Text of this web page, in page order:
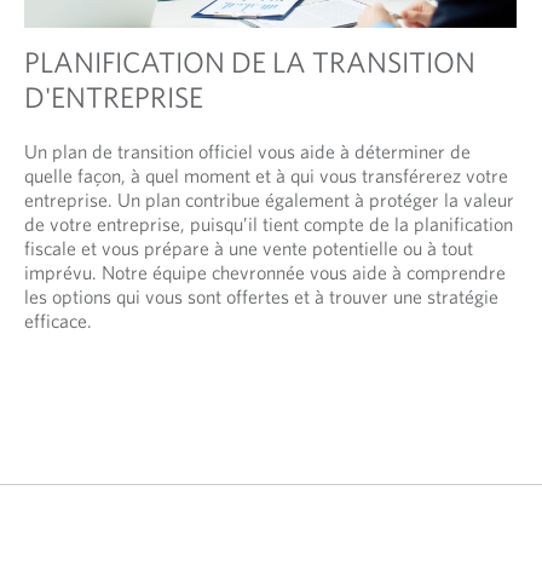
PLANIFICATION DE LA TRANSITION
D'ENTREPRISE
Un plan de transition officiel vous aide à déterminer de
quelle façon, à quel moment et à qui vous transférerez votre
entreprise. Un plan contribue également à protéger la valeur
de votre entreprise, puisqu’il tient compte de la planification
fiscale et vous prépare à une vente potentielle ou à tout
imprévu. Notre équipe chevronnée vous aide à comprendre
les options qui vous sont offertes et à trouver une stratégie
efficace.